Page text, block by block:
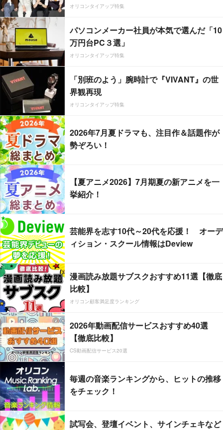
オリコンタイアップ特集
パソコンメーカー社員が本気で選んだ「10
万円台PC３選」
オリコンタイアップ特集
「別班のよう」腕時計で『VIVANT』の世
界観再現
オリコンタイアップ特集
2026年7月夏ドラマも、注目作＆話題作が
勢ぞろい！
【夏アニメ2026】7月期夏の新アニメを一
挙紹介！
芸能界を志す10代～20代を応援！ オーデ
ィション・スクール情報はDeview
漫画読み放題サブスクおすすめ11選【徹底
比較】
オリコン顧客満足度ランキング
2026年動画配信サービスおすすめ40選
【徹底比較】
CS動画配信サービス20選
毎週の音楽ランキングから、ヒットの推移
をチェック！
試写会、登壇イベント、サインチェキなど